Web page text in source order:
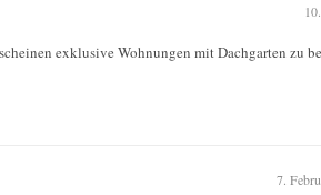
exklusive Wohnungen mit Dachgarten zu
7.